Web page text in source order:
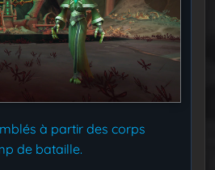
à partir des corps
de bataille.